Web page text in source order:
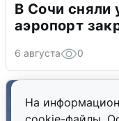
На
В Сочи сняли
аэропорт
6 августа 0